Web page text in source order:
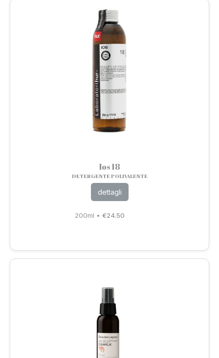
Ios 18
DETERGENTE POLIVALENTE
dettagli
200ml • €24.50